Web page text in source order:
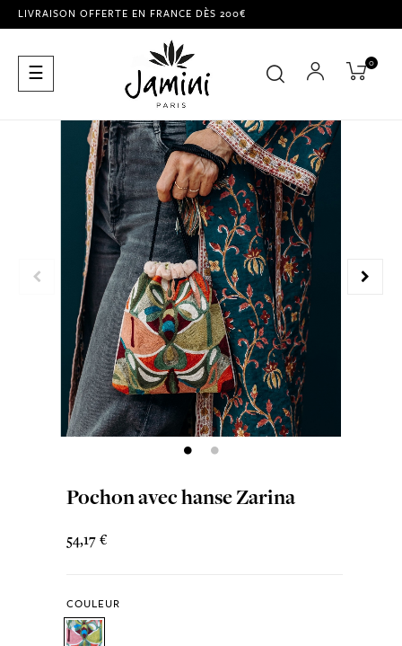
LIVRAISON OFFERTE EN FRANCE DÈS 200€
Basculer
la
☰ 0
Pochon avec hanse Zarina
54,17 €
COULEUR